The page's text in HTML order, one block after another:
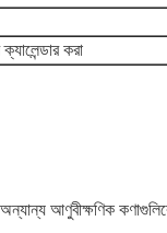
করা
আণুবীক্ষণিক